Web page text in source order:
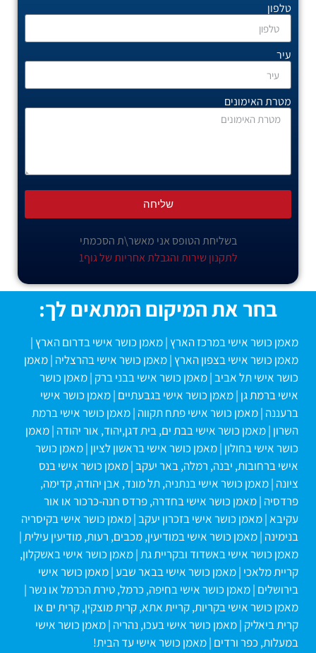
טלפון
עיר
מטרת האימונים
שליחה
בשליחת הטופס אני מאשר\ת הסכמתי
לתקנון שירות והגבלת אחריות של גוף1
בחר את המיקום המתאים לך:
מאמן כושר אישי במרכז הארץ |מאמן כושר אישי בדרום הארץ |
מאמן כושר אישי בצפון הארץ |מאמן כושר אישי בהרצליה |מאמן
כושר אישי תל אביב|מאמן כושר אישי בבני ברק |מאמן כושר
אישי ברמת גן |מאמן כושר אישי בגבעתיים |מאמן כושר אישי
ברעננה |מאמן כושר אישי פתח תקווה |מאמן כושר אישי ברמת
השרון |מאמן כושר אישי בבת ים, בית דגן,יהוד, אור יהודה |מאמן
כושר אישי בחולון |מאמן כושר אישי בראשון לציון |מאמן כושר
אישי ברחובות, יבנה, רמלה, באר יעקב|מאמן כושר אישי בנס
ציונה |מאמן כושר אישי בנתניה, תל מונד, אבן יהודה, קדימה,
פרדסיה |מאמן כושר אישי בחדרה, פרדס חנה-כרכור או אור
עקיבא|מאמן כושר אישי בזכרון יעקב|מאמן כושר אישי בקיסריה
בנימינה |מאמן כושר אישי במודיעין, מכבים, רעות, מודיעין עילית|
מאמן כושר אישי באשדוד ובקריית גת|מאמן כושר אישי באשקלון,
קריית מלאכי |מאמן כושר אישי בבאר שבע|מאמן כושר אישי
בירושלים |מאמן כושר אישי בחיפה, כרמל, טירת הכרמל או נשר|
מאמן כושר אישי בקריות, קריית אתא, קרית מוצקין, קרית ים או
קרית ביאליק |מאמן כושר אישי בעכו, נהריה |מאמן כושר אישי
במעלות, כפר ורדים |מאמן כושר אישי עד הבית!